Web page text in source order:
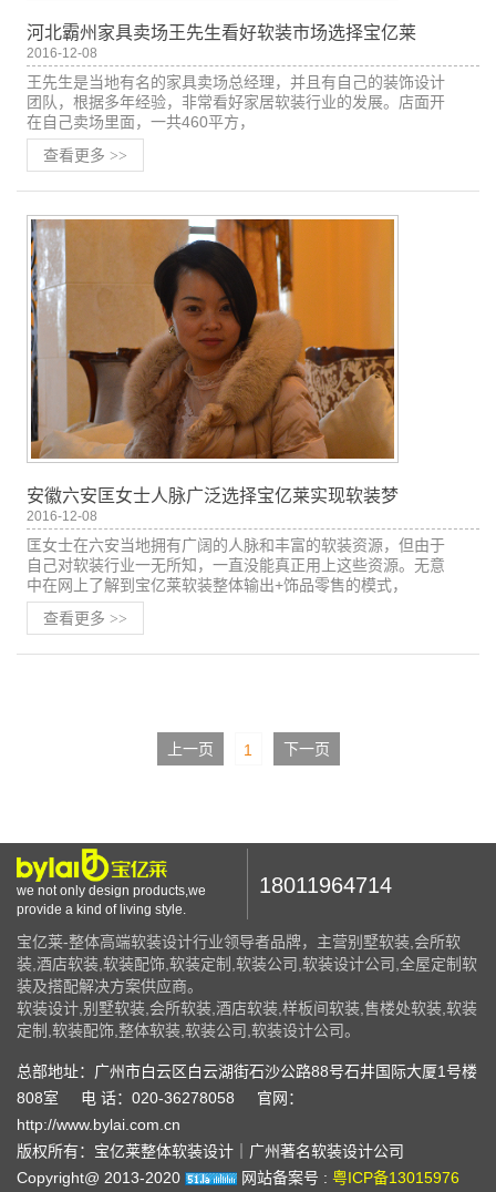
河北霸州家具卖场王先生看好软装市场选择宝亿莱
2016-12-08
王先生是当地有名的家具卖场总经理，并且有自己的装饰设计
团队，根据多年经验，非常看好家居软装行业的发展。店面开
在自己卖场里面，一共460平方，
查看更多 >>
安徽六安匡女士人脉广泛选择宝亿莱实现软装梦
2016-12-08
匡女士在六安当地拥有广阔的人脉和丰富的软装资源，但由于
自己对软装行业一无所知，一直没能真正用上这些资源。无意
中在网上了解到宝亿莱软装整体输出+饰品零售的模式，
查看更多 >>
上一页 1 下一页
we not only design products,we
provide a kind of living style.
18011964714
宝亿莱-整体高端软装设计行业领导者品牌，主营别墅软装,会所软
装,酒店软装,软装配饰,软装定制,软装公司,软装设计公司,全屋定制软
装及搭配解决方案供应商。
软装设计,别墅软装,会所软装,酒店软装,样板间软装,售楼处软装,软装
定制,软装配饰,整体软装,软装公司,软装设计公司。
总部地址：广州市白云区白云湖街石沙公路88号石井国际大厦1号楼
808室
电 话：020-36278058
官网：
http://www.bylai.com.cn
版权所有：宝亿莱整体软装设计｜广州著名软装设计公司
Copyright@ 2013-2020
网站备案号 : 粤ICP备13015976